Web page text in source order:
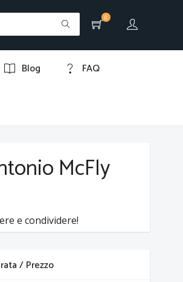
0
Blog FAQ
McFly
e condividere!
/ Prezzo